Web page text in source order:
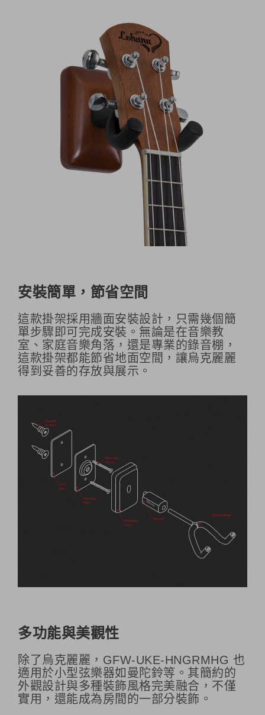
安裝簡單，節省空間
這款掛架採用牆面安裝設計，只需幾個簡
單步驟即可完成安裝。無論是在音樂教
室、家庭音樂角落，還是專業的錄音棚，
這款掛架都能節省地面空間，讓烏克麗麗
得到妥善的存放與展示。
多功能與美觀性
除了烏克麗麗，GFW-UKE-HNGRMHG 也
適用於小型弦樂器如曼陀鈴等。其簡約的
外觀設計與多種裝飾風格完美融合，不僅
實用，還能成為房間的一部分裝飾。